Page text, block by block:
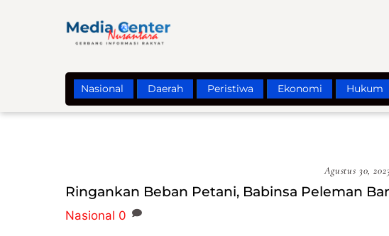
Nasional Daerah Peristiwa Ekonomi Hukum
Agustus 30,
Ringankan Beban Petani, Babinsa Peleman
Nasional 0